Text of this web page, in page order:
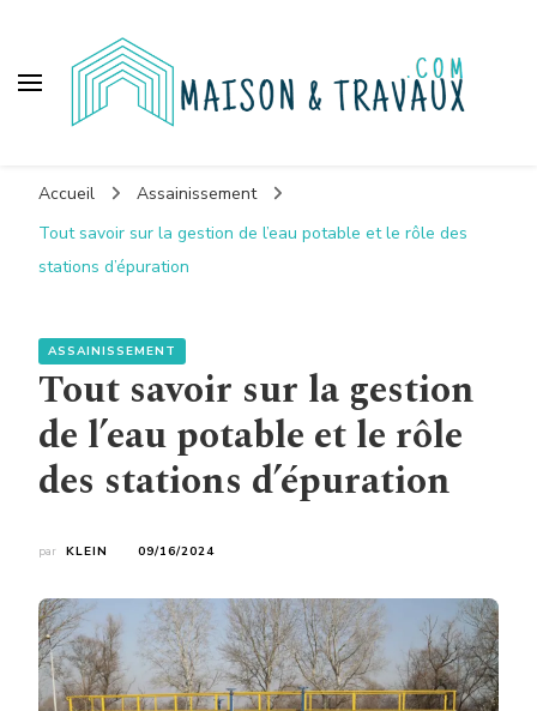
Accueil
Assainissement
Tout savoir sur la gestion de l’eau potable et le rôle des
stations d’épuration
ASSAINISSEMENT
Tout savoir sur la gestion
de l’eau potable et le rôle
des stations d’épuration
par KLEIN 09/16/2024